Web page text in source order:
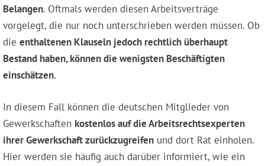
Belangen. Oftmals werden diesen Arbeitsverträge
vorgelegt, die nur noch unterschrieben werden müssen. Ob
die enthaltenen Klauseln jedoch rechtlich überhaupt
Bestand haben, können die wenigsten Beschäftigten
einschätzen.
In diesem Fall können die deutschen Mitglieder von
Gewerkschaften kostenlos auf die Arbeitsrechtsexperten
ihrer Gewerkschaft zurückzugreifen und dort Rat einholen.
Hier werden sie häufig auch darüber informiert, wie ein